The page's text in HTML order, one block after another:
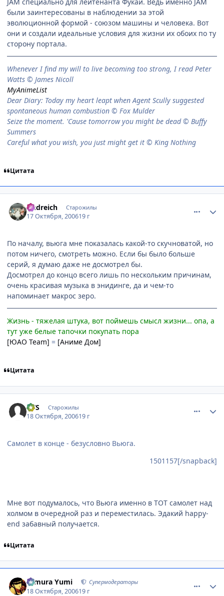
были заинтересованы в наблюдении за этой
эволюционной формой - союзом машины и человека. Вот
они и создали идеальные условия для жизни их обоих по ту
сторону портала.
When­ever I find my will to live be­com­ing too strong, I read Peter
Watts © James Nicoll
MyAnimeList
Dear Diary: Today my heart leapt when Agent Scully suggested
spontaneous human combustion © Fox Mulder
Seize the moment. 'Cause tomorrow you might be dead © Buffy
Summers
Careful what you wish, you just might get it © King Nothing
Цитата
Andreich Старожилы
17 Октября, 200619 г
По началу, вьюга мне показалась какой-то скучноватой, но
потом ничего, смотреть можно. Если бы было больше
серий, я думаю даже не досмотрел бы.
Досмотрел до концо всего лишь по нескольким причинам,
очень красивая музыка в энидинге, да и чем-то
напоминает макрос зеро.
Жизнь - тяжелая штука, вот поймешь смысл жизни... опа, а
тут уже белые тапочки покупать пора
[ЮАО Team] = [Аниме Дом]
Цитата
VVS Старожилы
18 Октября, 200619 г
Самолет в конце - безусловно Вьюга.
1501157[/snapback]
Мне вот подумалось, что Вьюга именно в ТОТ самолет над
холмом в очередной раз и переместилась. Эдакий happy-
end забавный получается.
Цитата
Himura Yumi Супермодераторы
18 Октября, 200619 г